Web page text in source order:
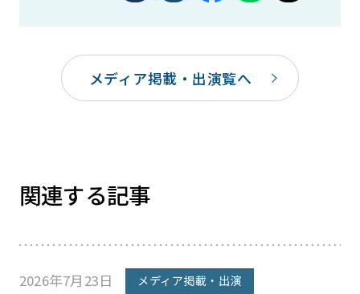
メディア掲載・出演覧へ
関連する記事
2026年7月23日 メディア掲載・出演